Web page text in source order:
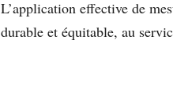
L’application effective de
durable et équitable, au